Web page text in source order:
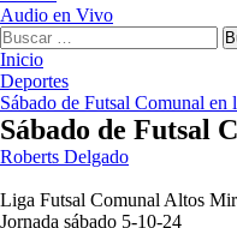
Audio en Vivo
Buscar:
Inicio
Deportes
Sábado de Futsal Comunal
Sábado de Futsal
Roberts Delgado
Liga Futsal Comunal Altos
Jornada sábado 5-10-24